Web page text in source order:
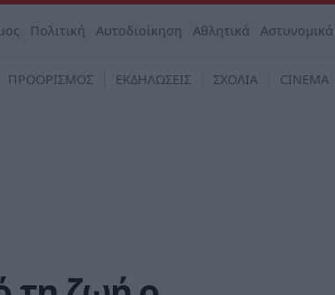
Πολιτική Αυτοδιοίκηση Αθλητικά Αστυνομικά
ΠΡΟΟΡΙΣΜΟΣ ΕΚΔΗΛΩΣΕΙΣ ΣΧΟΛΙΑ CINEMA